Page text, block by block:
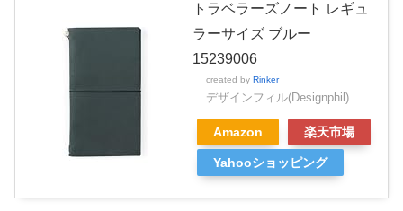
トラベラーズノート レギュ
ラーサイズ ブルー
15239006
created by Rinker
デザインフィル(Designphil)
Amazon 楽天市場
Yahooショッピング